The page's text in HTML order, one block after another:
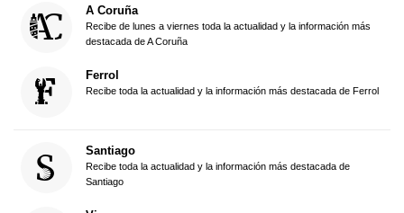
A Coruña
Recibe de lunes a viernes toda la actualidad y la información más
destacada de A Coruña
Ferrol
Recibe toda la actualidad y la información más destacada de Ferrol
Santiago
Recibe toda la actualidad y la información más destacada de
Santiago